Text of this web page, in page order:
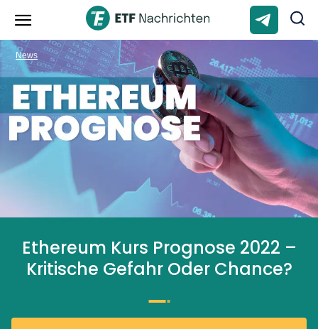
Ethereum Kurs Prognose 2022 –
Kritische Gefahr Oder Chance?
News